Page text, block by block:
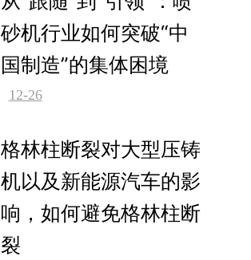
砂机行业如何突破“中
国制造”的集体困境
12-26
格林柱断裂对大型压铸
机以及新能源汽车的影
响，如何避免格林柱断
裂